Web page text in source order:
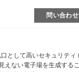
問い合わせ
として高いセキュリティ
えない電子場を生成する